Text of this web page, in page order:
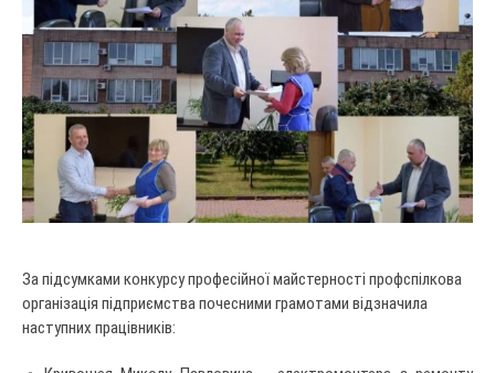
За підсумками конкурсу професійної майстерності профспілкова
організація підприємства почесними грамотами відзначила
наступних працівників: